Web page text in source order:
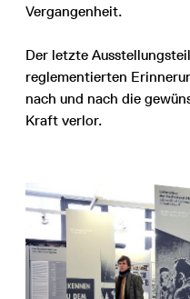
Vergangenheit.
Der letzte
reglementierten
nach und nach die
Kraft verlor.